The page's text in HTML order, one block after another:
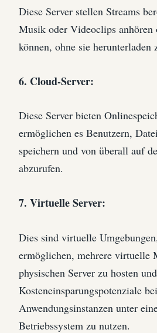
Diese Server stellen Streams
Musik oder Videoclips anhören
können, ohne sie herunterladen
6. Cloud-Server:
Diese Server bieten
ermöglichen es Benutzern,
speichern und von überall auf
abzurufen.
7. Virtuelle Server:
Dies sind virtuelle
ermöglichen, mehrere virtuelle
physischen Server zu hosten
Kosteneinsparungspotenziale
Anwendungsinstanzen unter
Betriebssystem zu nutzen.